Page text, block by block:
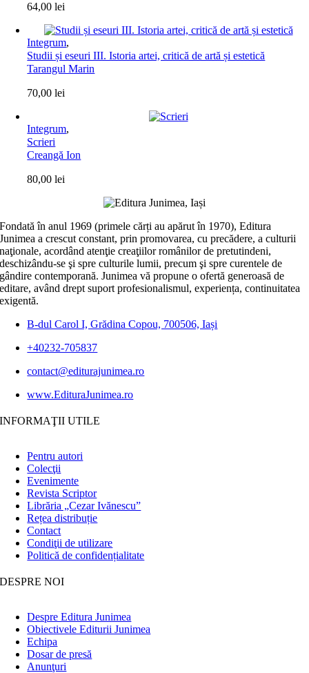
64,00lei
Integrum,
Studii și eseuri III. Istoria artei, critică de artă și estetică
Tarangul Marin
70,00lei
Integrum,
Scrieri
Creangă Ion
80,00lei
Fondată în anul 1969 (primele cărți au apărut în 1970), Editura
Junimea a crescut constant, prin promovarea, cu precădere, a culturii
naţionale, acordând atenţie creaţiilor românilor de pretutindeni,
deschizându-se şi spre culturile lumii, precum şi spre curentele de
gândire contemporană. Junimea vă propune o ofertă generoasă de
editare, având drept suport profesionalismul, experiența, continuitatea
exigentă.
B-dul Carol I, Grădina Copou, 700506, Iași
+40232-705837
contact@editurajunimea.ro
www.EdituraJunimea.ro
INFORMAŢII UTILE
Pentru autori
Colecţii
Evenimente
Revista Scriptor
Librăria „Cezar Ivănescu”
Rețea distribuție
Contact
Condiţii de utilizare
Politică de confidențialitate
DESPRE NOI
Despre Editura Junimea
Obiectivele Editurii Junimea
Echipa
Dosar de presă
Anunţuri